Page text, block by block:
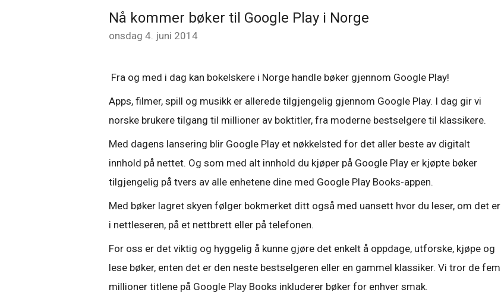
Nå kommer bøker til Google Play i Norge
onsdag 4. juni 2014
Fra og med i dag kan bokelskere i Norge handle bøker gjennom Google Play!
Apps, filmer, spill og musikk er allerede tilgjengelig gjennom Google Play. I dag gir vi
norske brukere tilgang til millioner av boktitler, fra moderne bestselgere til klassikere.
Med dagens lansering blir Google Play et nøkkelsted for det aller beste av digitalt
innhold på nettet. Og som med alt innhold du kjøper på Google Play er kjøpte bøker
tilgjengelig på tvers av alle enhetene dine med Google Play Books-appen.
Med bøker lagret skyen følger bokmerket ditt også med uansett hvor du leser, om det er
i nettleseren, på et nettbrett eller på telefonen.
For oss er det viktig og hyggelig å kunne gjøre det enkelt å oppdage, utforske, kjøpe og
lese bøker, enten det er den neste bestselgeren eller en gammel klassiker. Vi tror de fem
millioner titlene på Google Play Books inkluderer bøker for enhver smak.